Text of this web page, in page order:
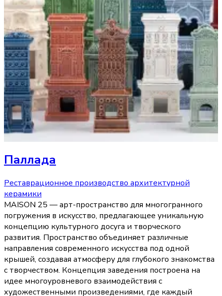
Паллада
Реставрационное производство архитектурной
керамики
MAISON 25 — арт-пространство для многогранного
погружения в искусство, предлагающее уникальную
концепцию культурного досуга и творческого
развития. Пространство объединяет различные
направления современного искусства под одной
крышей, создавая атмосферу для глубокого знакомства
с творчеством. Концепция заведения построена на
идее многоуровневого взаимодействия с
художественными произведениями, где каждый